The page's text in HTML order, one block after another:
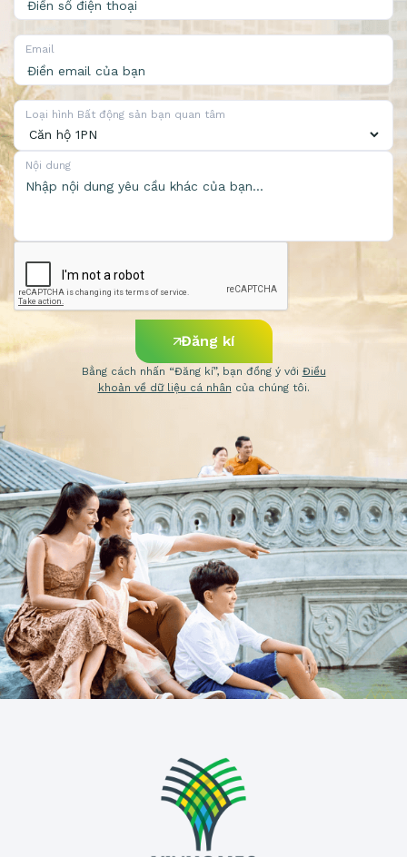
Email
Loại hình Bất động sản bạn quan tâm
Nội dung
Bằng cách nhấn “Đăng kí”, bạn đồng ý với Điều
khoản về dữ liệu cá nhân của chúng tôi.
Đăng kí